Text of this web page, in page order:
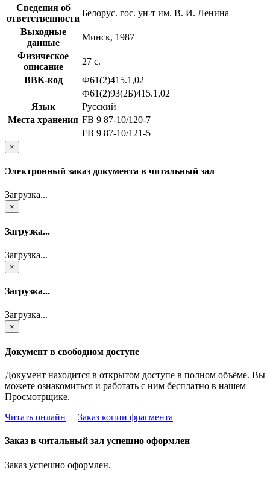
Сведения об
ответственности
Белорус. гос. ун-т им. В. И. Ленина
Выходные
данные
Минск, 1987
Физическое
описание
27 с.
BBK-код
Ф61(2)415.1,02
Ф61(2)93(2Б)415.1,02
Язык
Русский
Места хранения FB 9 87-10/120-7
FB 9 87-10/121-5
×
Электронный заказ документа в читальный зал
Загрузка...
×
Загрузка...
Загрузка...
×
Загрузка...
Загрузка...
×
Документ в свободном доступе
Документ находится в открытом доступе в полном объёме. Вы
можете ознакомиться и работать с ним бесплатно в нашем
Просмотрщике.
Читать онлайн
Заказ копии фрагмента
Заказ в читальный зал успешно оформлен
Заказ успешно оформлен.